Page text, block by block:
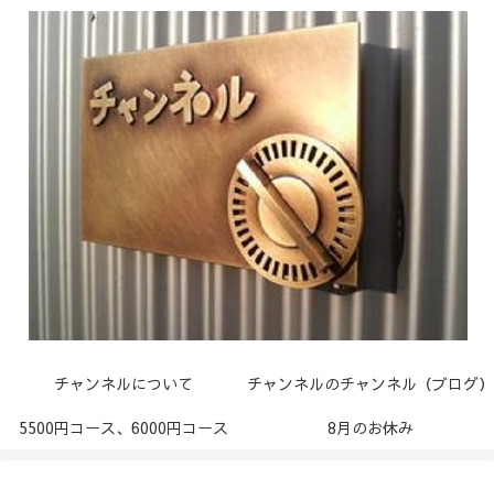
チャンネルについて
チャンネルのチャンネル（ブログ）
5500円コース、6000円コース
8月のお休み